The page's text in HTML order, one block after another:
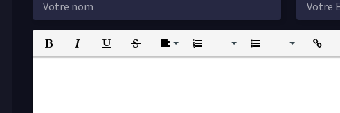
Bold Italic UnderlineStrikethrough
AlignOrdered List Unordered ListInsert